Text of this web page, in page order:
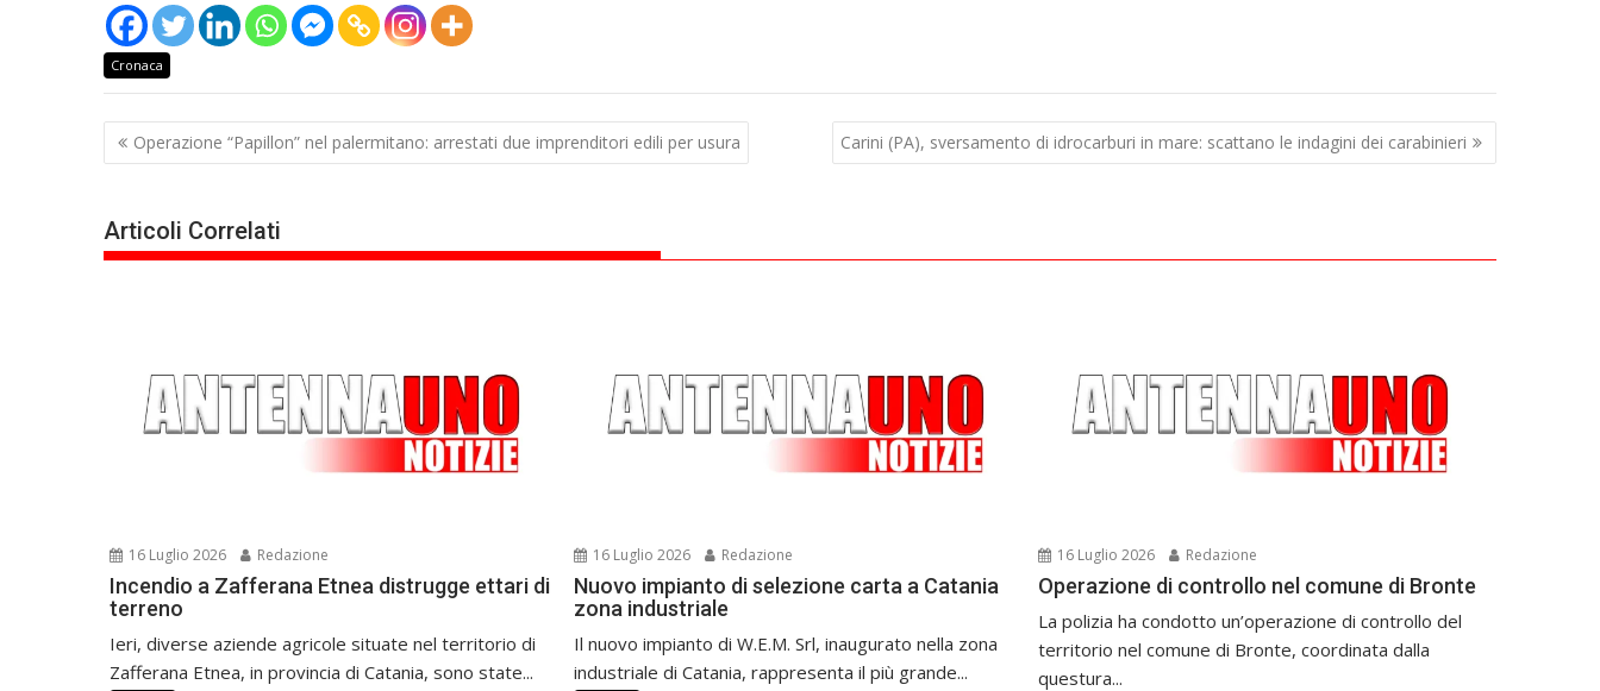
Cronaca
Navigazione
articoli
Operazione “Papillon” nel palermitano: arrestati due imprenditori edili per usura Carini (PA), sversamento di idrocarburi in mare: scattano le indagini dei carabinieri
Articoli Correlati
16 Luglio 2026 Redazione
Incendio a Zafferana Etnea distrugge ettari di
terreno
Ieri, diverse aziende agricole situate nel territorio di
Zafferana Etnea, in provincia di Catania, sono state...
16 Luglio 2026 Redazione
Nuovo impianto di selezione carta a Catania
zona industriale
Il nuovo impianto di W.E.M. Srl, inaugurato nella zona
industriale di Catania, rappresenta il più grande...
16 Luglio 2026 Redazione
Operazione di controllo nel comune di Bronte
La polizia ha condotto un’operazione di controllo del
territorio nel comune di Bronte, coordinata dalla
questura...